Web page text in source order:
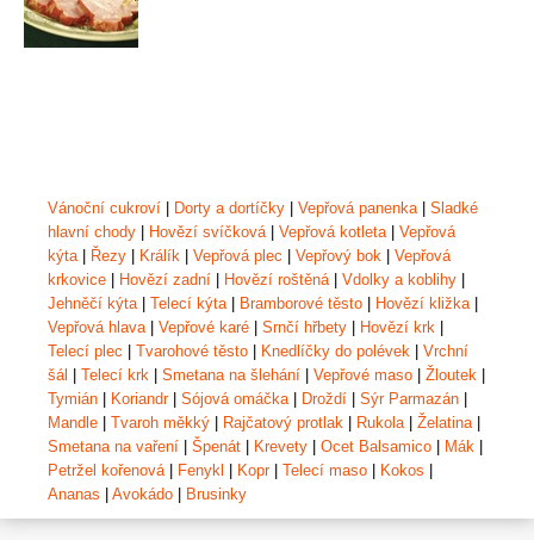
Vánoční cukroví Dorty a dortíčky Vepřová panenka| Sladké
hlavní chody
Hovězí svíčková| Vepřová kotleta| Vepřová
kýta| Řezy Králík Vepřová plec Vepřový bok
Vepřová
krkovice
Hovězí zadní Hovězí roštěná| Vdolky a koblihy
Jehněčí kýta| Telecí kýta| Bramborové těsto Hovězí kližka|
Vepřová hlava| Vepřové karé Srnčí hřbety Hovězí krk
Telecí plec
Tvarohové těsto Knedlíčky do polévek
Vrchní
šál
Telecí krk Smetana na šlehání Vepřové maso Žloutek
Tymián
Koriandr| Sójová omáčka| Droždí Sýr Parmazán
Mandle
Tvaroh měkký Rajčatový protlak Rukola| Želatina|
Smetana na vaření
Špenát Krevety Ocet Balsamico Mák
Petržel kořenová| Fenykl Kopr| Telecí maso Kokos
Ananas
Avokádo Brusinky